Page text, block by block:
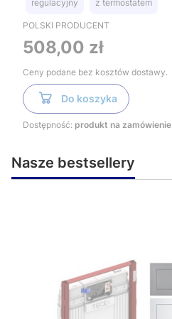
regulacyjny z termostatem
POLSKI PRODUCENT
Cena
508,00 zł
Ceny podane bez kosztów dostawy.
Do koszyka
Dostępność: produkt na zamówienie
Nasze bestsellery